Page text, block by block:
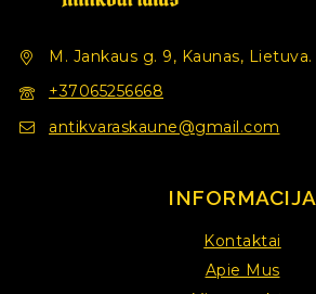
M. Jankaus g. 9, Kaunas, Lietuva.
+37065256668
antikvaraskaune@gmail.com
INFORMACIJA
Kontaktai
Apie Mus